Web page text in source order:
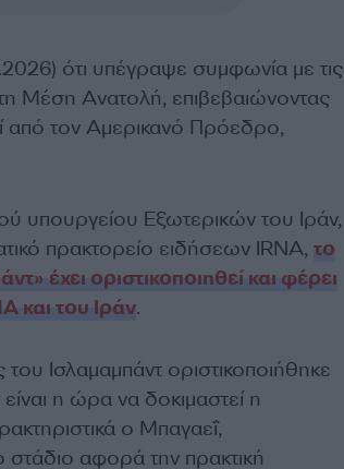
ότι υπέγραψε συμφωνία με τις
Μέση Ανατολή, επιβεβαιώνοντας
από τον Αμερικανό Πρόεδρο,
υπουργείου Εξωτερικών του Ιράν,
πρακτορείο ειδήσεων IRNA, το
έχει οριστικοποιηθεί και φέρει
του Ιράν.
Ισλαμαμπάντ οριστικοποιήθηκε
η ώρα να δοκιμαστεί η
ο Μπαγαεΐ,
στάδιο αφορά την πρακτική